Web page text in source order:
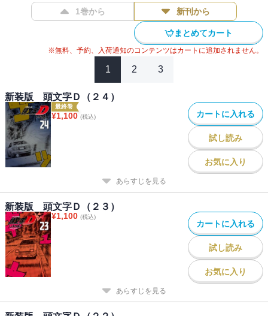
1巻から 新刊から
まとめてカート
※無料、予約、入荷通知のコンテンツはカートに追加されません。
1 2 3
新装版 頭文字Ｄ（２４）
最終巻
¥1,100 (税込) カートに入れる
試し読み
お気に入り
あらすじを見る
新装版 頭文字Ｄ（２３）
¥1,100 (税込)
カートに入れる
試し読み
お気に入り
あらすじを見る